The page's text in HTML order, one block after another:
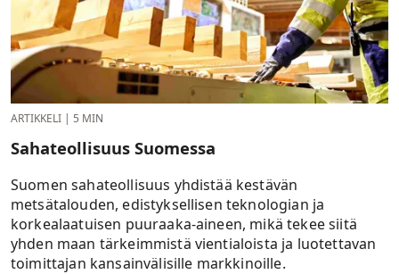
ARTIKKELI | 5 MIN
Sahateollisuus Suomessa
Suomen sahateollisuus yhdistää kestävän
metsätalouden, edistyksellisen teknologian ja
korkealaatuisen puuraaka-aineen, mikä tekee siitä
yhden maan tärkeimmistä vientialoista ja luotettavan
toimittajan kansainvälisille markkinoille.